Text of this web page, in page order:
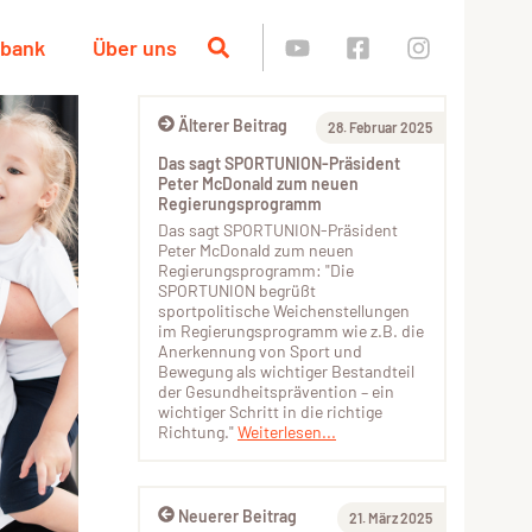
Über uns
Älterer Beitrag 28. Februar 2025
Das sagt SPORTUNION-Präsident
Peter McDonald zum neuen
Regierungsprogramm
Das sagt SPORTUNION-Präsident
Peter McDonald zum neuen
Regierungsprogramm: "Die
SPORTUNION begrüßt
sportpolitische Weichenstellungen
im Regierungsprogramm wie z.B. die
Anerkennung von Sport und
Bewegung als wichtiger Bestandteil
der Gesundheitsprävention – ein
wichtiger Schritt in die richtige
Richtung."Weiterlesen...
Neuerer Beitrag 21. März 2025